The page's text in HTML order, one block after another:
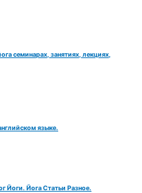
семинарах, занятиях, лекциях,
языке.
Йоги. Йога Статьи Разное.